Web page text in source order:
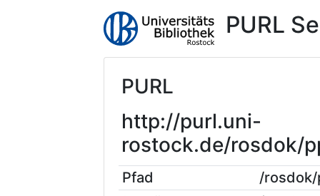
PURL
PURL
http://purl.uni-
rostock.de/rosdok/
Pfad
/rosdok/